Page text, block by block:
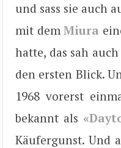
und sass sie auch
mit dem Miura
hatte, das sah
den ersten Blick.
1968 vorerst
bekannt als
Käufergunst. Und